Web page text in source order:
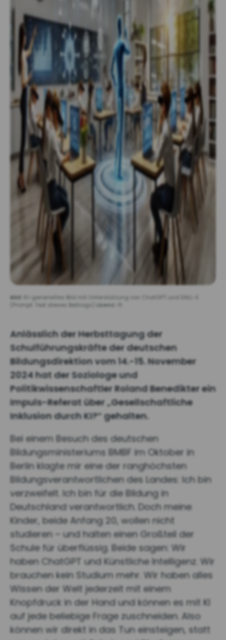
Bild:
KI-generiertes Bild mit Unterstützung von ChatGPT und DALL-E
(Prompt: Text dieses Beitrags)
Lizenz:
Anlässlich der Herbsttagung der
Schulführungskräfte der deutschen
Bildungsdirektion vom 14.-15. November
2024 hat der Soziologe und
Politikwissenschaftler Roland Benedikter ein
Impuls-Referat über „Gesellschaftliche
Inklusion durch KI?“ gehalten.
Bei einem Besuch des deutschen
Bildungsministeriums BMBF im Oktober in
Berlin klagte mir eine der ranghöchsten
Bildungsverantwortlichen des Landes: Ich bin
verzweifelt. Ich bin für die Bildung in
Deutschland verantwortlich. Doch meine
Kinder, beide Anfang 20, wollen nicht
studieren – und halten einen Großteil der
Schule für überflüssig. Beide sagen: Wir
haben ChatGPT und Künstliche Intelligenz. Wir
brauchen kein Studium mehr. Wir haben alles
Wissen der Welt jederzeit mit einem
Knopfdruck in der Hand und können es mit KI
auf jede beliebige Frage zuschneiden. Also
können wir direkt in das Tun einsteigen, statt